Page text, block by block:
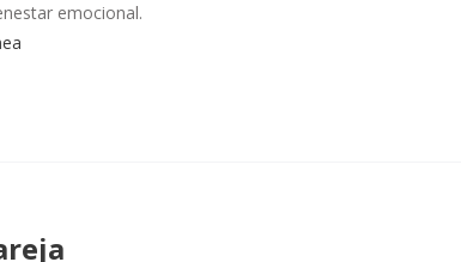
emocional.